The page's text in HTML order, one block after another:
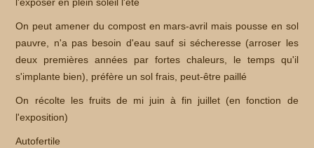
l'exposer en plein soleil l'été
On peut amener du compost en mars-avril mais pousse en sol
pauvre, n'a pas besoin d'eau sauf si sécheresse (arroser les
deux premières années par fortes chaleurs, le temps qu'il
s'implante bien), préfère un sol frais, peut-être paillé
On récolte les fruits de mi juin à fin juillet (en fonction de
l'exposition)
Autofertile